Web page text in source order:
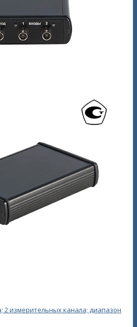
2 измерительных канала; диапазон